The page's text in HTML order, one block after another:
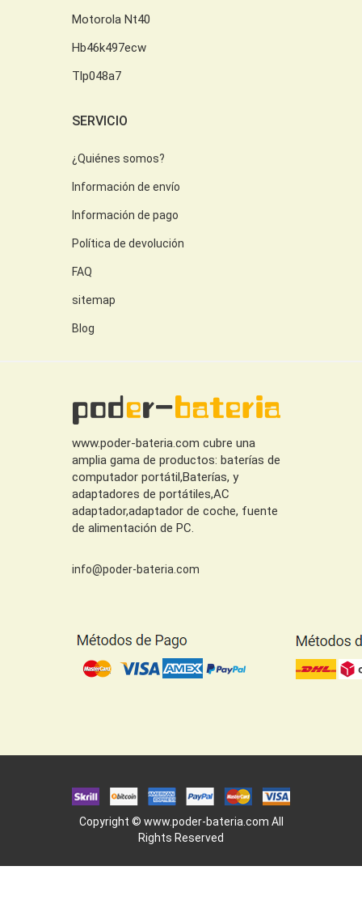
Motorola Nt40
Hb46k497ecw
Tlp048a7
SERVICIO
¿Quiénes somos?
Información de envío
Información de pago
Política de devolución
FAQ
sitemap
Blog
www.poder-bateria.com cubre una
amplia gama de productos: baterías de
computador portátil,Baterías, y
adaptadores de portátiles,AC
adaptador,adaptador de coche, fuente
de alimentación de PC.
info@poder-bateria.com
Copyright © www.poder-bateria.com All
Rights Reserved